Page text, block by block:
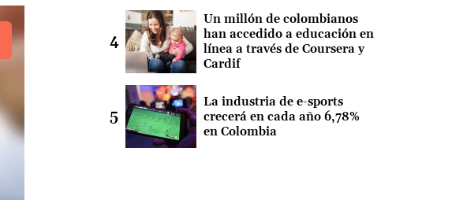
Un millón de colombianos
han accedido a educación en
línea a través de Coursera y
Cardif
La industria de e-sports
crecerá en cada año 6,78%
en Colombia